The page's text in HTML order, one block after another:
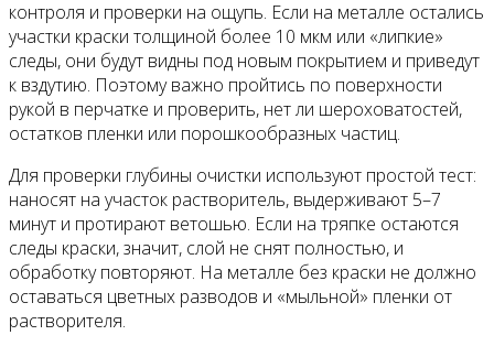
контроля и проверки на ощупь. Если на металле остались
участки краски толщиной более 10 мкм или «липкие»
следы, они будут видны под новым покрытием и приведут
к вздутию. Поэтому важно пройтись по поверхности
рукой в перчатке и проверить, нет ли шероховатостей,
остатков пленки или порошкообразных частиц.
Для проверки глубины очистки используют простой тест:
наносят на участок растворитель, выдерживают 5–7
минут и протирают ветошью. Если на тряпке остаются
следы краски, значит, слой не снят полностью, и
обработку повторяют. На металле без краски не должно
оставаться цветных разводов и «мыльной» пленки от
растворителя.